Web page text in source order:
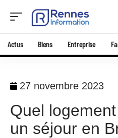
Actus Biens Entreprise
27 novembre 2023
Quel
un séjour en